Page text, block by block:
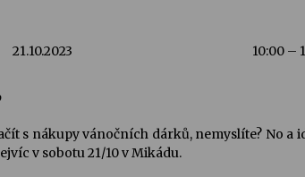
8.
28. 7. 2026
Rufus
21.10.2023 10:00 –
s nákupy vánočních dárků, nemyslíte? No a
v sobotu 21/10 v Mikádu.